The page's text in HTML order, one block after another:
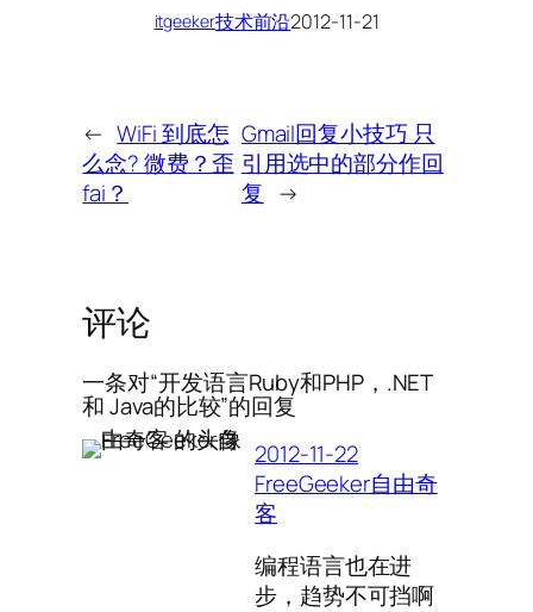
itgeeker技术前沿2012-11-21
← WiFi 到底怎
么念? 微费？歪
fai？
Gmail回复小技巧 只
引用选中的部分作回
复 →
评论
一条对“开发语言Ruby和PHP，.NET
和 Java的比较”的回复
2012-11-22
FreeGeeker自由奇
客
编程语言也在进
步，趋势不可挡啊